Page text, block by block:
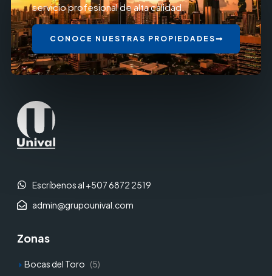
servicio profesional de alta calidad.
CONOCE NUESTRAS PROPIEDADES
Escríbenos al +507 6872 2519
admin@grupounival.com
Zonas
Bocas del Toro (5)